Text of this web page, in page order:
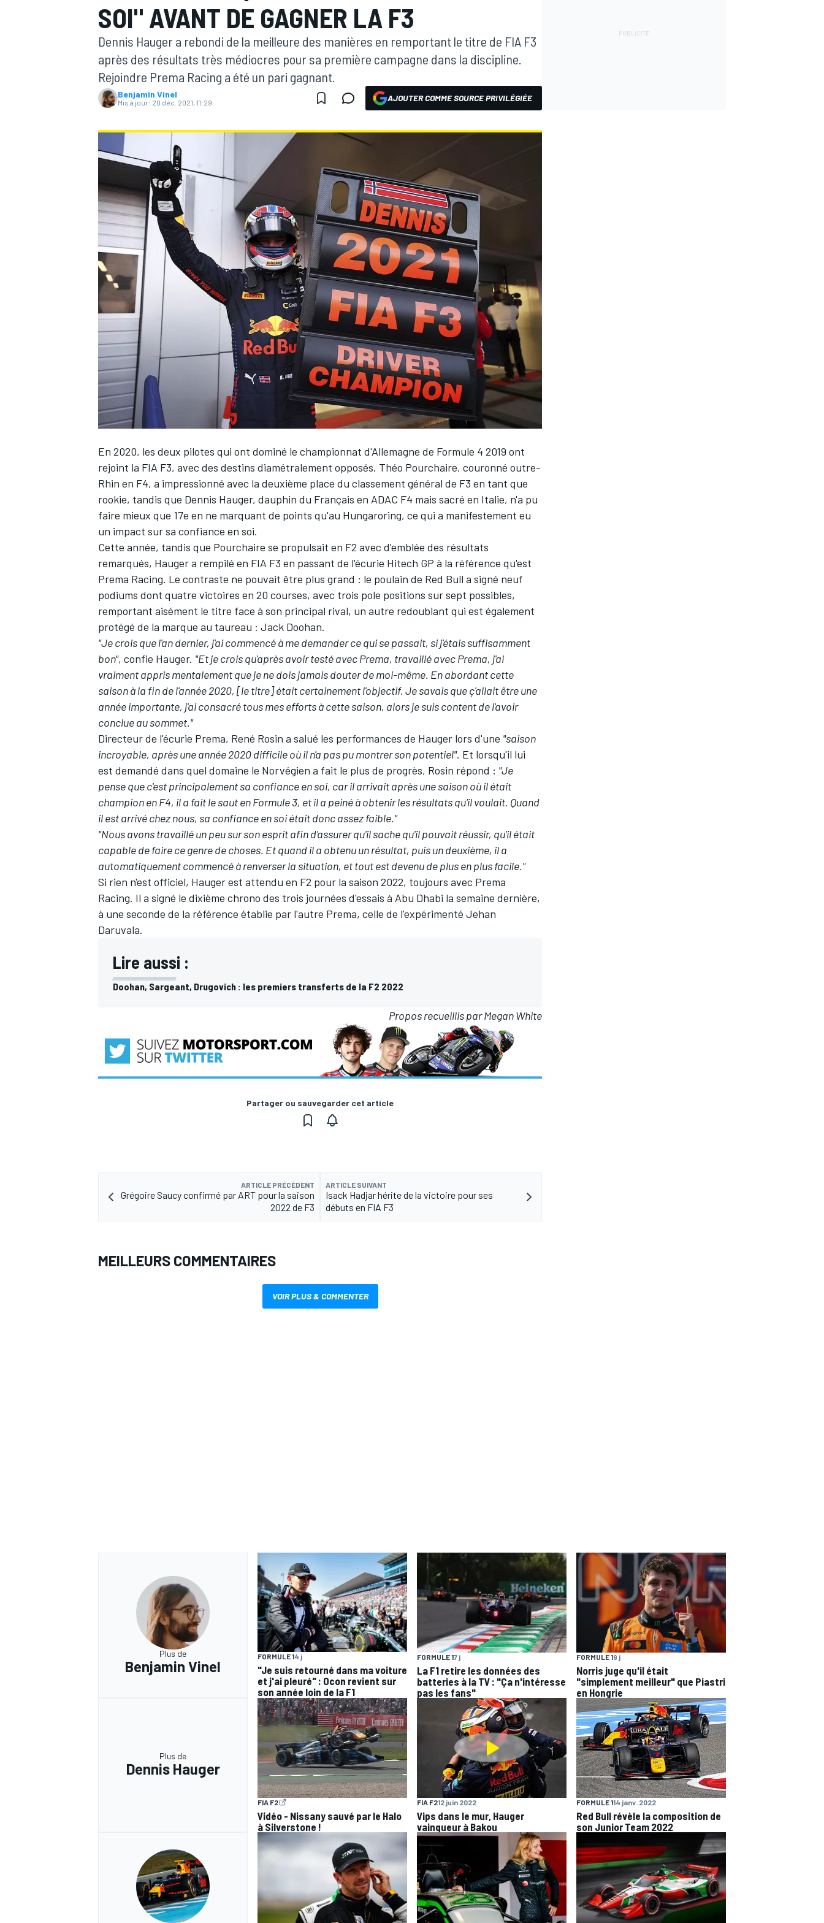
MOTOGP
WRC
WEC
SOI" AVANT DE GAGNER LA F3
Dennis Hauger a rebondi de la meilleure des manières en remportant le titre de FIA F3
après des résultats très médiocres pour sa première campagne dans la discipline.
Rejoindre Prema Racing a été un pari gagnant.
Benjamin Vinel
Mis à jour: 20 déc. 2021, 11:29 AJOUTER COMME SOURCE PRIVILÉGIÉE
En 2020, les deux pilotes qui ont dominé le championnat d'Allemagne de Formule 4 2019 ont
rejoint la FIA F3, avec des destins diamétralement opposés. Théo Pourchaire, couronné outre-
Rhin en F4, a impressionné avec la deuxième place du classement général de F3 en tant que
rookie, tandis que Dennis Hauger, dauphin du Français en ADAC F4 mais sacré en Italie, n'a pu
faire mieux que 17e en ne marquant de points qu'au Hungaroring, ce qui a manifestement eu
un impact sur sa confiance en soi.
Cette année, tandis que Pourchaire se propulsait en F2 avec d'emblée des résultats
remarqués, Hauger a rempilé en FIA F3 en passant de l'écurie Hitech GP à la référence qu'est
Prema Racing. Le contraste ne pouvait être plus grand : le poulain de Red Bull a signé neuf
podiums dont quatre victoires en 20 courses, avec trois pole positions sur sept possibles,
remportant aisément le titre face à son principal rival, un autre redoublant qui est également
protégé de la marque au taureau : Jack Doohan.
"Je crois que l'an dernier, j'ai commencé à me demander ce qui se passait, si j'étais suffisamment
bon", confie Hauger. "Et je crois qu'après avoir testé avec Prema, travaillé avec Prema, j'ai
vraiment appris mentalement que je ne dois jamais douter de moi-même. En abordant cette
saison à la fin de l'année 2020, [le titre] était certainement l'objectif. Je savais que ç'allait être une
année importante, j'ai consacré tous mes efforts à cette saison, alors je suis content de l'avoir
conclue au sommet."
Directeur de l'écurie Prema, René Rosin a salué les performances de Hauger lors d'une "saison
incroyable, après une année 2020 difficile où il n'a pas pu montrer son potentiel". Et lorsqu'il lui
est demandé dans quel domaine le Norvégien a fait le plus de progrès, Rosin répond : "Je
pense que c'est principalement sa confiance en soi, car il arrivait après une saison où il était
champion en F4, il a fait le saut en Formule 3, et il a peiné à obtenir les résultats qu'il voulait. Quand
il est arrivé chez nous, sa confiance en soi était donc assez faible."
"Nous avons travaillé un peu sur son esprit afin d'assurer qu'il sache qu'il pouvait réussir, qu'il était
capable de faire ce genre de choses. Et quand il a obtenu un résultat, puis un deuxième, il a
automatiquement commencé à renverser la situation, et tout est devenu de plus en plus facile."
Si rien n'est officiel, Hauger est attendu en F2 pour la saison 2022, toujours avec Prema
Racing. Il a signé le dixième chrono des trois journées d'essais à Abu Dhabi la semaine dernière,
à une seconde de la référence établie par l'autre Prema, celle de l'expérimenté Jehan
Daruvala.
Lire aussi :
Doohan, Sargeant, Drugovich : les premiers transferts de la F2 2022
Propos recueillis par Megan White
Partager ou sauvegarder cet article
ARTICLE PRÉCÉDENT
Grégoire Saucy confirmé par ART pour la saison
2022 de F3
ARTICLE SUIVANT
Isack Hadjar hérite de la victoire pour ses
débuts en FIA F3
MEILLEURS COMMENTAIRES
VOIR PLUS & COMMENTER
Plus de
Benjamin Vinel
FORMULE 14 j
"Je suis retourné dans ma voiture
et j'ai pleuré" : Ocon revient sur
son année loin de la F1
FORMULE 17 j
La F1 retire les données des
batteries à la TV : "Ça n'intéresse
pas les fans"
FORMULE 19 j
Norris juge qu'il était
"simplement meilleur" que Piastri
en Hongrie
Plus de
Dennis Hauger
FIA F2
Vidéo - Nissany sauvé par le Halo
à Silverstone !
FIA F212 juin 2022
Vips dans le mur, Hauger
vainqueur à Bakou
FORMULE 114 janv. 2022
Red Bull révèle la composition de
son Junior Team 2022